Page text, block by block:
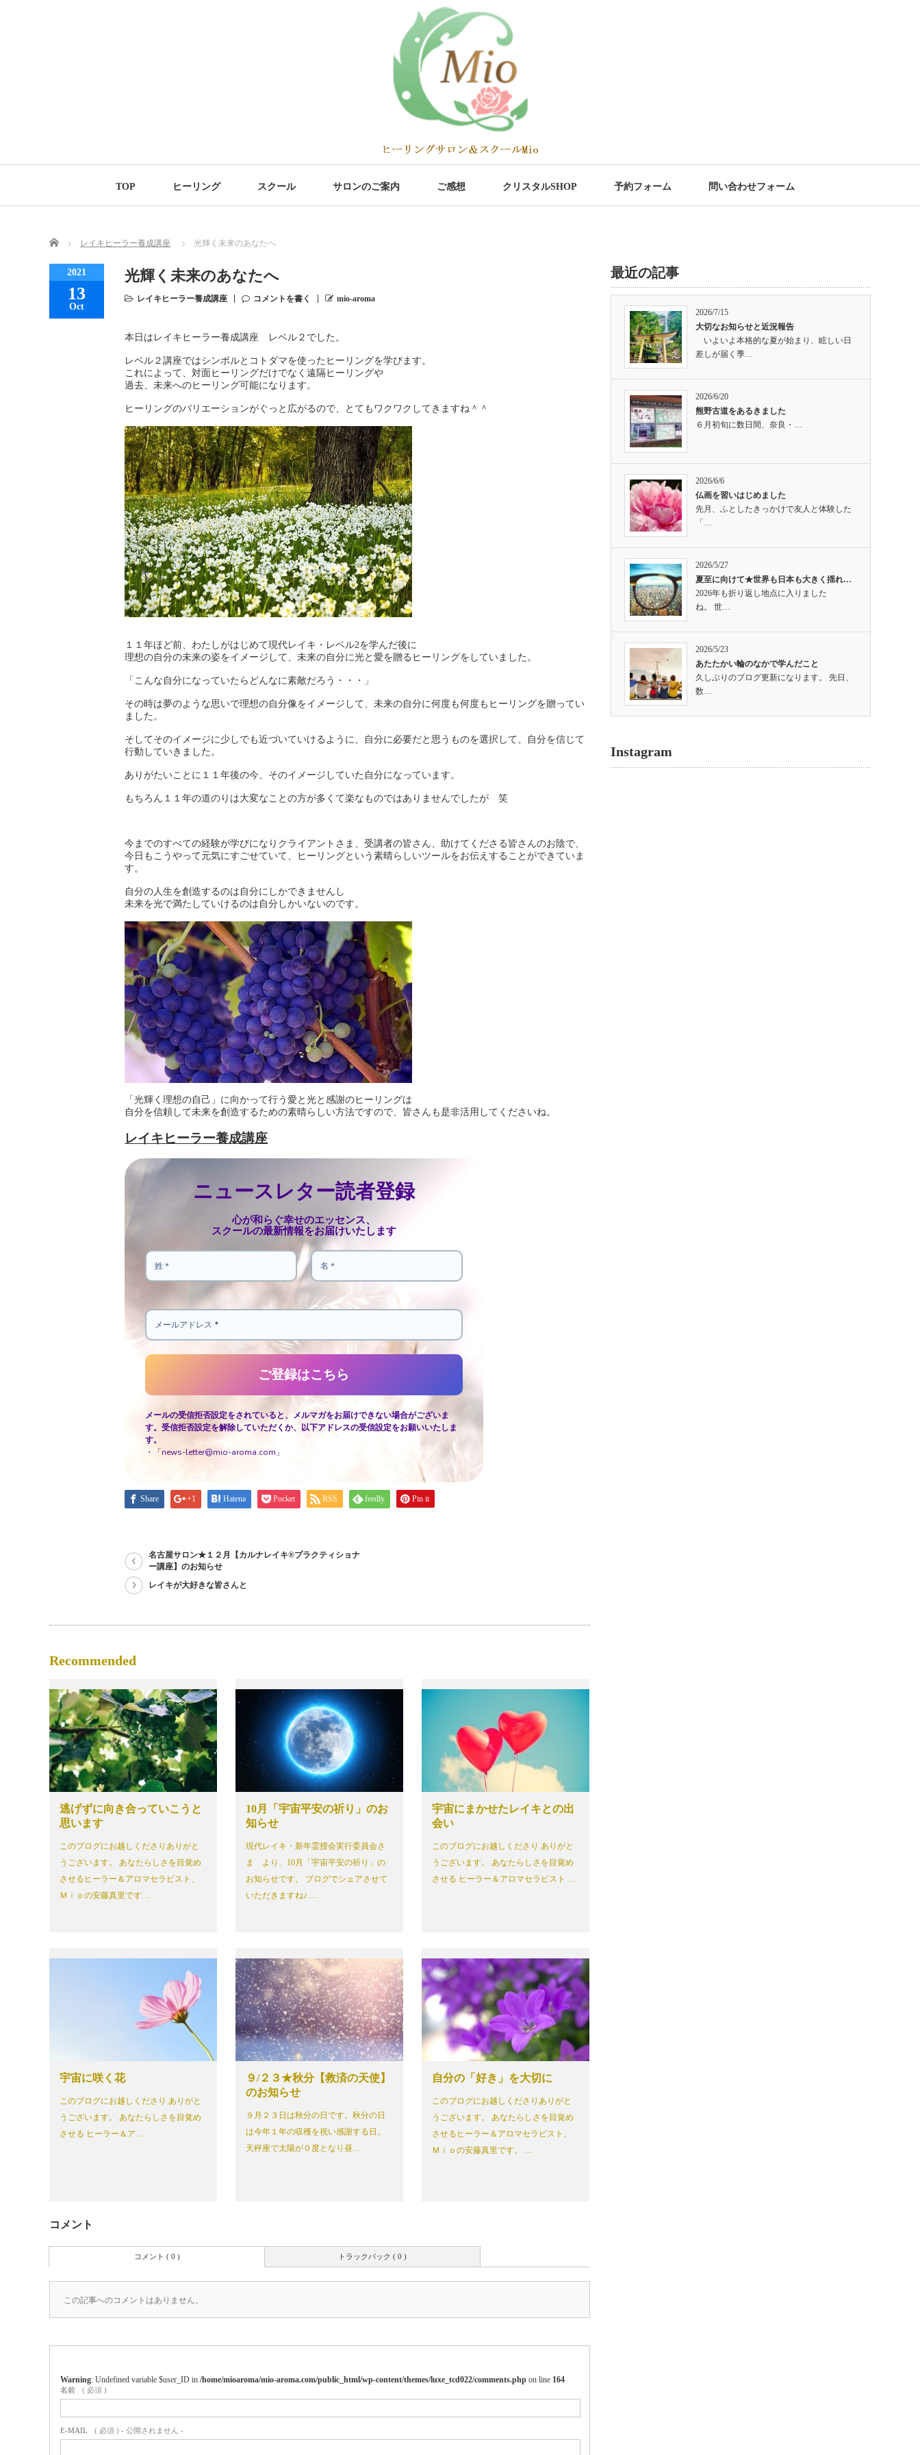
TOP ヒーリング スクール サロンのご案内 ご感想 クリスタルSHOP 予約フォーム 問い合わせフォーム
Home レイキヒーラー養成講座 光輝く未来のあなたへ
2021
13
Oct
光輝く未来のあなたへ
レイキヒーラー養成講座 コメントを書く mio-aroma
本日はレイキヒーラー養成講座 レベル２でした。
レベル２講座ではシンボルとコトダマを使ったヒーリングを学びます。
これによって、対面ヒーリングだけでなく遠隔ヒーリングや
過去、未来へのヒーリング可能になります。
ヒーリングのバリエーションがぐっと広がるので、とてもワクワクしてきますね＾＾
１１年ほど前、わたしがはじめて現代レイキ・レベル2を学んだ後に
理想の自分の未来の姿をイメージして、未来の自分に光と愛を贈るヒーリングをしていました。
「こんな自分になっていたらどんなに素敵だろう・・・」
その時は夢のような思いで理想の自分像をイメージして、未来の自分に何度も何度もヒーリングを贈ってい
ました。
そしてそのイメージに少しでも近づいていけるように、自分に必要だと思うものを選択して、自分を信じて
行動していきました。
ありがたいことに１１年後の今、そのイメージしていた自分になっています。
もちろん１１年の道のりは大変なことの方が多くて楽なものではありませんでしたが 笑
今までのすべての経験が学びになりクライアントさま、受講者の皆さん、助けてくださる皆さんのお陰で、
今日もこうやって元気にすごせていて、ヒーリングという素晴らしいツールをお伝えすることができていま
す。
自分の人生を創造するのは自分にしかできませんし
未来を光で満たしていけるのは自分しかいないのです。
「光輝く理想の自己」に向かって行う愛と光と感謝のヒーリングは
自分を信頼して未来を創造するための素晴らしい方法ですので、皆さんも是非活用してくださいね。
レイキヒーラー養成講座
ニュースレター読者登録
心が和らぐ幸せのエッセンス、
スクールの最新情報をお届けいたします
メールの受信拒否設定をされていると、メルマガをお届けできない場合がございま
す。受信拒否設定を解除していただくか、以下アドレスの受信設定をお願いいたしま
す。
・「news-letter@mio-aroma.com」
Share +1 Hatena Pocket RSS feedly Pin it
名古屋サロン★１２月【カルナレイキ®プラクティショナ
ー講座】のお知らせ
レイキが大好きな皆さんと
Recommended
逃げずに向き合っていこうと
思います
このブログにお越しくださりありがと
うございます。 あなたらしさを目覚め
させるヒーラー＆アロマセラピスト、
Ｍｉｏの安藤真里です…
10月「宇宙平安の祈り」のお
知らせ
現代レイキ・新年霊授会実行委員会さ
ま より、10月「宇宙平安の祈り」の
お知らせです。 ブログでシェアさせて
いただきますね♪ …
宇宙にまかせたレイキとの出
会い
このブログにお越しくださり ありがと
うございます。 あなたらしさを目覚め
させる ヒーラー＆アロマセラピスト …
宇宙に咲く花
このブログにお越しくださり ありがと
うございます。 あなたらしさを目覚め
させる ヒーラー＆ア…
９/２３★秋分【救済の天使】
のお知らせ
９月２３日は秋分の日です。秋分の日
は今年１年の収穫を祝い感謝する日。
天秤座で太陽が０度となり昼…
自分の「好き」を大切に
このブログにお越しくださりありがと
うございます。 あなたらしさを目覚め
させるヒーラー＆アロマセラピスト、
Ｍｉｏの安藤真里です。 …
コメント
トラックバック ( 0 )
コメント ( 0 )
この記事へのコメントはありません。
Warning : Undefined variable $user_ID in /home/mioaroma/mio-aroma.com/public_html/wp-content/themes/luxe_tcd022/comments.php on line 164
名前 ( 必須 )
E-MAIL ( 必須 ) - 公開されません -
最近の記事
2026/7/15
大切なお知らせと近況報告
いよいよ本格的な夏が始まり、眩しい日
差しが届く季…
2026/6/20
熊野古道をあるきました
６月初旬に数日間、奈良・…
2026/6/6
仏画を習いはじめました
先月、ふとしたきっかけで友人と体験した
「…
2026/5/27
夏至に向けて★世界も日本も大きく揺れ…
2026年も折り返し地点に入りました
ね。 世…
2026/5/23
あたたかい輪のなかで学んだこと
久しぶりのブログ更新になります。 先日、
数…
Instagram